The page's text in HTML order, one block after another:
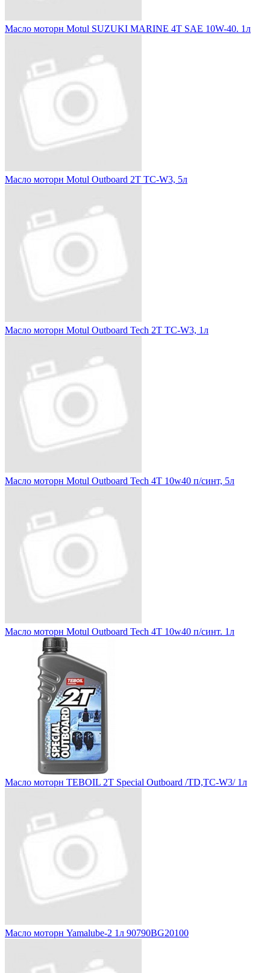
Масло моторн Motul SUZUKI MARINE 4T SAE 10W-40. 1л
Масло моторн Motul Outboard 2T TC-W3, 5л
Масло моторн Motul Outboard Tech 2T TC-W3, 1л
Масло моторн Motul Outboard Tech 4T 10w40 п/синт, 5л
Масло моторн Motul Outboard Tech 4T 10w40 п/синт. 1л
Масло моторн TEBOIL 2T Special Outboard /TD,TC-W3/ 1л
Масло моторн Yamalube-2 1л 90790BG20100